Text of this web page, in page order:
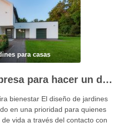
para casas
¿Buscas una empresa para hacer un diseño profesional de jardines en tu casa?
bienestar El diseño de jardines
en una prioridad para quienes
vida a través del contacto con